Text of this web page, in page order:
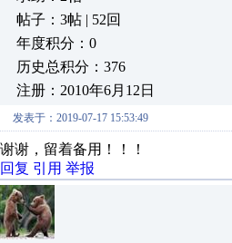
帖子：3帖 | 52回
年度积分：0
历史总积分：376
注册：2010年6月12日
发表于：2019-07-17 15:53:49
谢谢，留着备用！！！
回复 引用 举报